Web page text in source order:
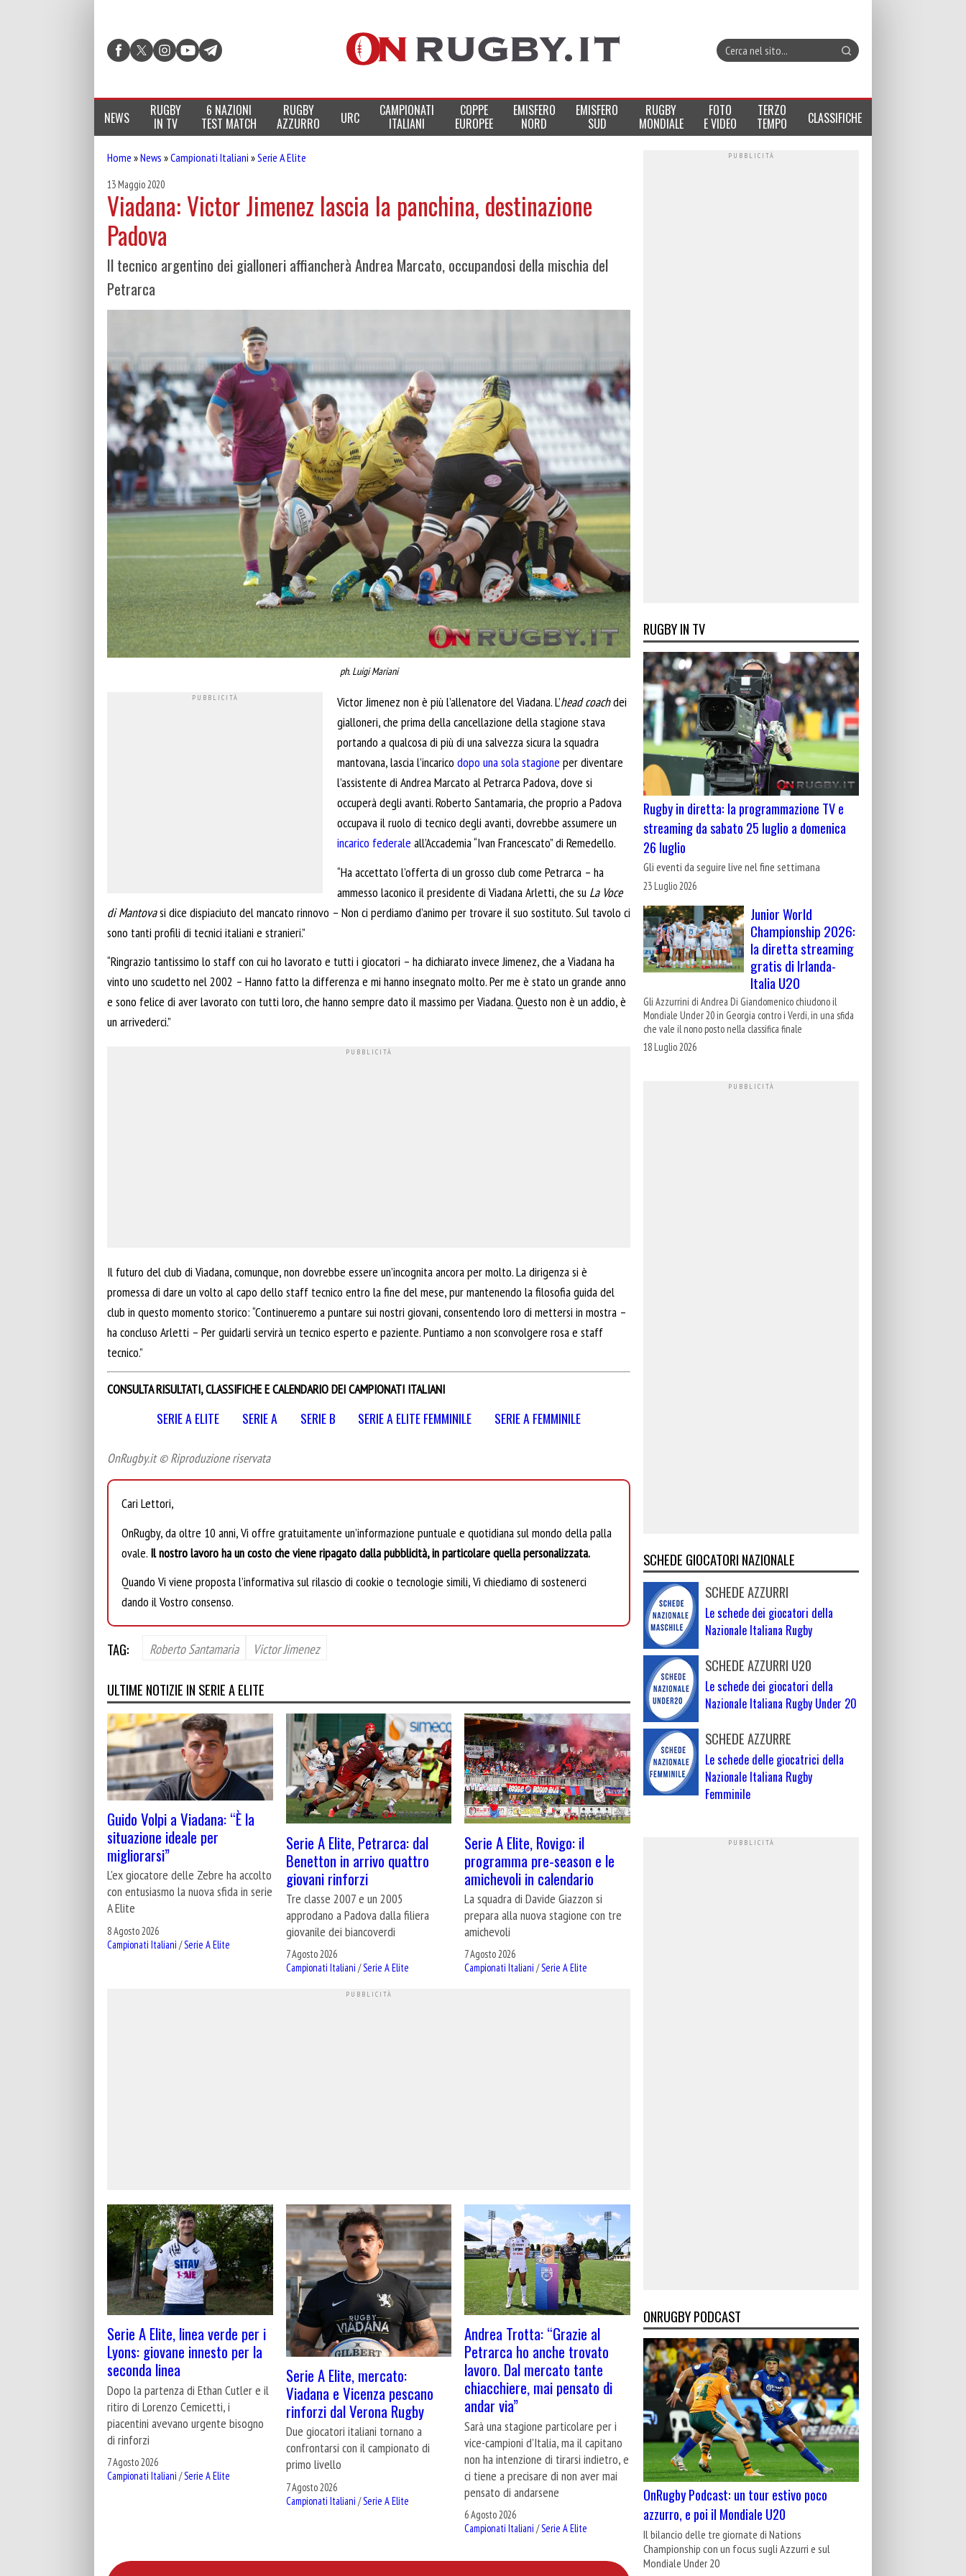
NEWS RUGBY
IN TV
6 NAZIONI
TEST MATCH
RUGBY
AZZURRO URC CAMPIONATI
ITALIANI
COPPE
EUROPEE
EMISFERO
NORD
EMISFERO
SUD
RUGBY
MONDIALE
FOTO
E VIDEO
TERZO
TEMPO CLASSIFICHE
Home »News »Campionati Italiani »Serie A Elite
13 Maggio 2020
Viadana: Victor Jimenez lascia la panchina, destinazione
Padova
Il tecnico argentino dei gialloneri affiancherà Andrea Marcato, occupandosi della mischia del
Petrarca
ph. Luigi Mariani
Victor Jimenez non è più l’allenatore del Viadana. L’head coachdei
gialloneri, che prima della cancellazione della stagione stava
portando a qualcosa di più di una salvezza sicura la squadra
mantovana, lascia l’incarico dopo una sola stagione per diventare
l’assistente di Andrea Marcato al Petrarca Padova, dove si
occuperà degli avanti. Roberto Santamaria, che proprio a Padova
occupava il ruolo di tecnico degli avanti, dovrebbe assumere un
incarico federale all’Accademia “Ivan Francescato” di Remedello.
“Ha accettato l’offerta di un grosso club come Petrarca – ha
ammesso laconico il presidente di Viadana Arletti, che su La Voce
di Mantovasi dice dispiaciuto del mancato rinnovo – Non ci perdiamo d’animo per trovare il suo sostituto. Sul tavolo ci
sono tanti profili di tecnici italiani e stranieri.”
“Ringrazio tantissimo lo staff con cui ho lavorato e tutti i giocatori – ha dichiarato invece Jimenez, che a Viadana ha
vinto uno scudetto nel 2002 – Hanno fatto la differenza e mi hanno insegnato molto. Per me è stato un grande anno
e sono felice di aver lavorato con tutti loro, che hanno sempre dato il massimo per Viadana. Questo non è un addio, è
un arrivederci.”
Il futuro del club di Viadana, comunque, non dovrebbe essere un’incognita ancora per molto. La dirigenza si è
promessa di dare un volto al capo dello staff tecnico entro la fine del mese, pur mantenendo la filosofia guida del
club in questo momento storico: “Continueremo a puntare sui nostri giovani, consentendo loro di mettersi in mostra –
ha concluso Arletti – Per guidarli servirà un tecnico esperto e paziente. Puntiamo a non sconvolgere rosa e staff
tecnico.”
CONSULTA RISULTATI, CLASSIFICHE E CALENDARIO DEI CAMPIONATI ITALIANI
SERIE A ELITE SERIE A SERIE B SERIE A ELITE FEMMINILE SERIE A FEMMINILE
OnRugby.it © Riproduzione riservata
Cari Lettori,
OnRugby, da oltre 10 anni, Vi offre gratuitamente un’informazione puntuale e quotidiana sul mondo della palla
ovale. Il nostro lavoro ha un costo che viene ripagato dalla pubblicità, in particolare quella personalizzata.
Quando Vi viene proposta l’informativa sul rilascio di cookie o tecnologie simili, Vi chiediamo di sostenerci
dando il Vostro consenso.
TAG: Roberto Santamaria Victor Jimenez
ULTIME NOTIZIE IN SERIE A ELITE
Guido Volpi a Viadana: “È la
situazione ideale per
migliorarsi”
L'ex giocatore delle Zebre ha accolto
con entusiasmo la nuova sfida in serie
A Elite
8 Agosto 2026
Campionati Italiani /Serie A Elite
Serie A Elite, Petrarca: dal
Benetton in arrivo quattro
giovani rinforzi
Tre classe 2007 e un 2005
approdano a Padova dalla filiera
giovanile dei biancoverdi
7 Agosto 2026
Campionati Italiani /Serie A Elite
Serie A Elite, Rovigo: il
programma pre-season e le
amichevoli in calendario
La squadra di Davide Giazzon si
prepara alla nuova stagione con tre
amichevoli
7 Agosto 2026
Campionati Italiani /Serie A Elite
Serie A Elite, linea verde per i
Lyons: giovane innesto per la
seconda linea
Dopo la partenza di Ethan Cutler e il
ritiro di Lorenzo Cemicetti, i
piacentini avevano urgente bisogno
di rinforzi
7 Agosto 2026
Campionati Italiani /Serie A Elite
Serie A Elite, mercato:
Viadana e Vicenza pescano
rinforzi dal Verona Rugby
Due giocatori italiani tornano a
confrontarsi con il campionato di
primo livello
7 Agosto 2026
Campionati Italiani /Serie A Elite
Andrea Trotta: “Grazie al
Petrarca ho anche trovato
lavoro. Dal mercato tante
chiacchiere, mai pensato di
andar via”
Sarà una stagione particolare per i
vice-campioni d'Italia, ma il capitano
non ha intenzione di tirarsi indietro, e
ci tiene a precisare di non aver mai
pensato di andarsene
6 Agosto 2026
Campionati Italiani /Serie A Elite
RUGBY IN TV
Rugby in diretta: la programmazione TV e
streaming da sabato 25 luglio a domenica
26 luglio
Gli eventi da seguire live nel fine settimana
23 Luglio 2026
Junior World
Championship 2026:
la diretta streaming
gratis di Irlanda-
Italia U20
Gli Azzurrini di Andrea Di Giandomenico chiudono il
Mondiale Under 20 in Georgia contro i Verdi, in una sfida
che vale il nono posto nella classifica finale
18 Luglio 2026
SCHEDE GIOCATORI NAZIONALE
SCHEDE AZZURRI
Le schede dei giocatori della
Nazionale Italiana Rugby
SCHEDE AZZURRI U20
Le schede dei giocatori della
Nazionale Italiana Rugby Under 20
SCHEDE AZZURRE
Le schede delle giocatrici della
Nazionale Italiana Rugby
Femminile
ONRUGBY PODCAST
OnRugby Podcast: un tour estivo poco
azzurro, e poi il Mondiale U20
Il bilancio delle tre giornate di Nations
Championship con un focus sugli Azzurri e sul
Mondiale Under 20